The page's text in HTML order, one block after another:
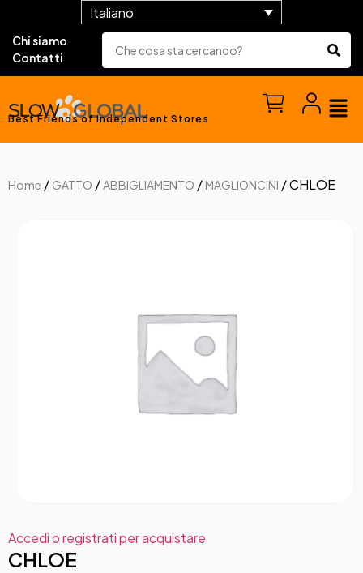
Italiano
Chi siamo
Contatti
Best Friends of Independent Stores
Home / GATTO /ABBIGLIAMENTO / MAGLIONCINI / CHLOE
Accedi o registrati per acquistare
CHLOE